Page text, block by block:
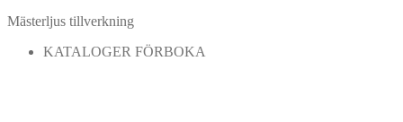
Mästerljus tillverkning
KATALOGER FÖRBOKA